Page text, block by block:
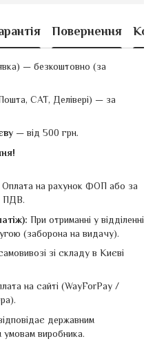
Повернення
— безкоштовно (за
САТ, Делівері) — за
— від 500 грн.
Оплата на рахунок ФОП або за
ПДВ.
При отриманні у відділенні
(заборона на видачу).
зі складу в Києві
на сайті (WayForPay /
державним
виробника.